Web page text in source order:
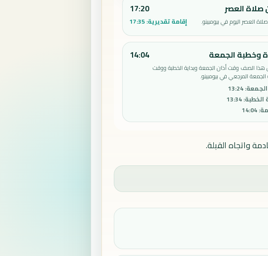
صلاة العصر
العصر اليوم في بيومبينو.
17:20
إقامة تقديرية:17:35
وخطبة الجمعة
الصف وقت أذان الجمعة وبداية الخطبة ووقت
الجمعة المرجعي في بيومبينو.
:
13:24
الخطبة:
13:34
:
14:04
14:04
واتجاه القبلة.